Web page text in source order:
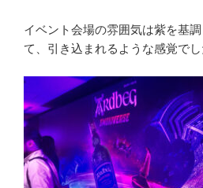
イベント会場の雰囲気は紫を基
て、引き込まれるような感覚でし